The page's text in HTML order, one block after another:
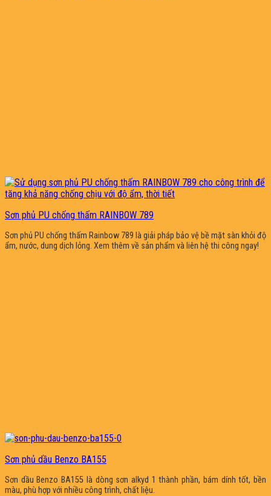
Sơn phủ PU chống thấm RAINBOW 789
Sơn phủ PU chống thấm Rainbow 789 là giải pháp bảo vệ bề mặt sàn khỏi độ
ẩm, nước, dung dịch lỏng. Xem thêm về sản phẩm và liên hệ thi công ngay!
Sơn phủ dầu Benzo BA155
Sơn dầu Benzo BA155 là dòng sơn alkyd 1 thành phần, bám dính tốt, bền
màu, phù hợp với nhiều công trình, chất liệu.